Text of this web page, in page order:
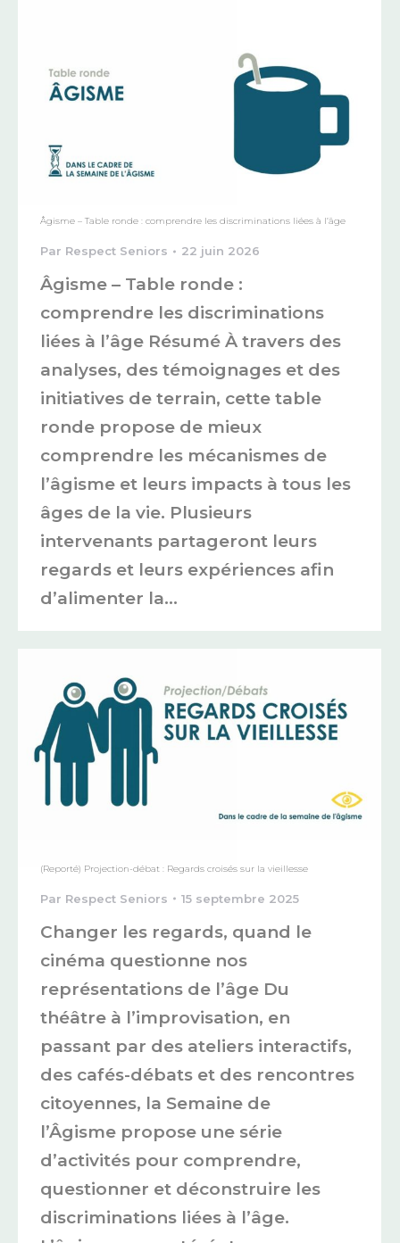
Âgisme – Table ronde : comprendre les discriminations liées à l’âge
Par Respect Seniors 22 juin 2026
Âgisme – Table ronde :
comprendre les discriminations
liées à l’âge Résumé À travers des
analyses, des témoignages et des
initiatives de terrain, cette table
ronde propose de mieux
comprendre les mécanismes de
l’âgisme et leurs impacts à tous les
âges de la vie. Plusieurs
intervenants partageront leurs
regards et leurs expériences afin
d’alimenter la…
(Reporté) Projection-débat : Regards croisés sur la vieillesse
Par Respect Seniors 15 septembre 2025
Changer les regards, quand le
cinéma questionne nos
représentations de l’âge Du
théâtre à l’improvisation, en
passant par des ateliers interactifs,
des cafés-débats et des rencontres
citoyennes, la Semaine de
l’Âgisme propose une série
d’activités pour comprendre,
questionner et déconstruire les
discriminations liées à l’âge.